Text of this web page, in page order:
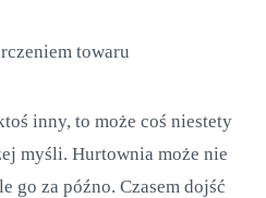
towaru
inny, to może coś niestety
myśli. Hurtownia może nie
go za późno. Czasem dojść